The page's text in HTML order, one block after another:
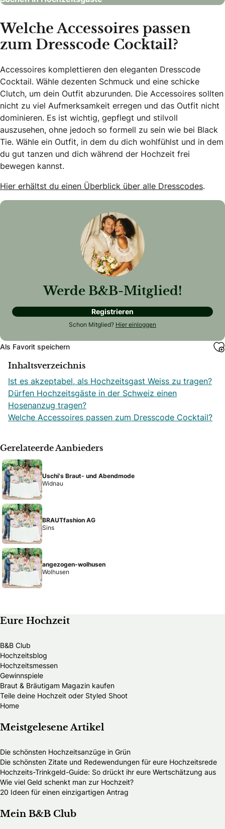
Welche Accessoires passen
zum Dresscode Cocktail?
Accessoires komplettieren den eleganten Dresscode
Cocktail. Wähle dezenten Schmuck und eine schicke
Clutch, um dein Outfit abzurunden. Die Accessoires sollten
nicht zu viel Aufmerksamkeit erregen und das Outfit nicht
dominieren. Es ist wichtig, gepflegt und stilvoll
auszusehen, ohne jedoch so formell zu sein wie bei Black
Tie. Wähle ein Outfit, in dem du dich wohlfühlst und in dem
du gut tanzen und dich während der Hochzeit frei
bewegen kannst.
Hier erhältst du einen Überblick über alle Dresscodes.
Werde B&B-Mitglied!
Registrieren
Schon Mitglied? Hier einloggen
Als Favorit speichern
Inhaltsverzeichnis
Ist es akzeptabel, als Hochzeitsgast Weiss zu tragen?
Dürfen Hochzeitsgäste in der Schweiz einen
Hosenanzug tragen?
Welche Accessoires passen zum Dresscode Cocktail?
Gerelateerde Aanbieders
Uschi's Braut- und Abendmode
Widnau
BRAUTfashion AG
Sins
angezogen-wolhusen
Wolhusen
Eure Hochzeit
B&B Club
Hochzeitsblog
Hochzeitsmessen
Gewinnspiele
Braut & Bräutigam Magazin kaufen
Teile deine Hochzeit oder Styled Shoot
Home
Meistgelesene Artikel
Die schönsten Hochzeitsanzüge in Grün
Die schönsten Zitate und Redewendungen für eure Hochzeitsrede
Hochzeits-Trinkgeld-Guide: So drückt ihr eure Wertschätzung aus
Wie viel Geld schenkt man zur Hochzeit?
20 Ideen für einen einzigartigen Antrag
Mein B&B Club